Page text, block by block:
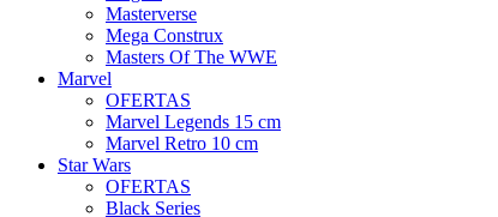
Masterverse
Mega Construx
Masters Of The WWE
Marvel
OFERTAS
Marvel Legends 15 cm
Marvel Retro 10 cm
Star Wars
OFERTAS
Black Series